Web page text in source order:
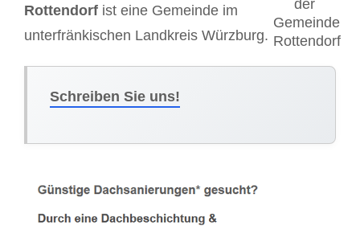
Rottendorf ist eine Gemeinde im
unterfränkischen Landkreis Würzburg.
Schreiben Sie uns!